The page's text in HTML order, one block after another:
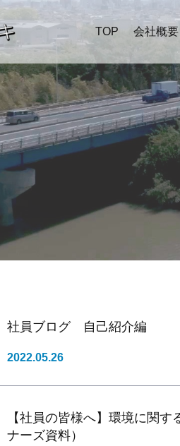
TOP 会社概要
社員ブログ 自己紹介編
2022.05.26
【社員の皆様へ】環境に関
ナーズ資料）